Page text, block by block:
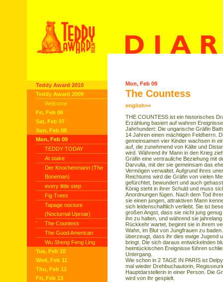
Teddy Award 2010
Teddy Award 2009
Welcome
Fri, Feb 06
Sat, Feb 07
Sun, Feb 08
Mon, Feb 09
TEDDY TODAY
At stake
Der Knochenmann (The
Boneman)
every little step
Fig Trees
Tapage nocture
(Nocturnal Uproar)
·
The Countess
The Good American
Wu Sheng Feng Ling
Tue, Feb 10
Wed, Feb 11
Thu, Feb 12
Fri, Feb 13
Mon, Feb 09
The Countess
english>>
THE COUNTESS ist ein historisches
Erzählung basiert auf wahren
Jahrhundert: Die ungarische Gräfin
14 Jahren einen mächtigen Feldherrn.
gemeinsamen vier Kinder wachsen in
auf, die zunehmend von Kälte und
wird. Während ihr Mann in den Krieg
Gräfin eine vertrauliche Beziehung mit
Darvulia, mit der sie gemeinsam das
Vermögen verwaltet. Aufgrund ihres
Reichtums wird die Gräfin von vielen
gefürchtet, bewundert und auch
König steht in ihrer Schuld und muss
Anordnungen fügen. Nach dem Tod
sie einen jungen, attraktiven Mann
sich leidenschaftlich verliebt. Sie ist
großen Angst, dass sie nicht jung
ihn zu halten, und während sie
Rückkehr wartet, beginnt sie in ihrem
Wahn, im Blut von Jungfrauen zu
überzeugt, dass ihr dies ewige Jugend
bringt. Die sich daraus entwickelnden
heimtückischen Ereignisse führen
Untergang.
Wie schon in 2 TAGE IN PARIS ist
mal wieder Drehbuchautorin,
Hauptdarstellerin in einer Person. Die
wird von ihr gespielt.